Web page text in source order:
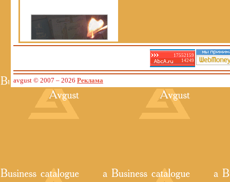
17552159
14249
avgust © 2007 – 2026 Реклама